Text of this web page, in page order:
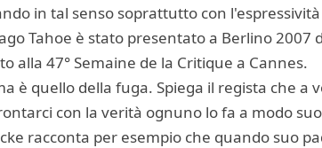
in tal senso soprattutto con
Tahoe è stato presentato a Berlino 2007
alla 47° Semaine de la Critique a Cannes.
è quello della fuga. Spiega il regista che
con la verità ognuno lo fa a modo
racconta per esempio che quando suo